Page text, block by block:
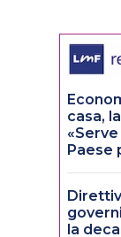
casa,
Paese
la